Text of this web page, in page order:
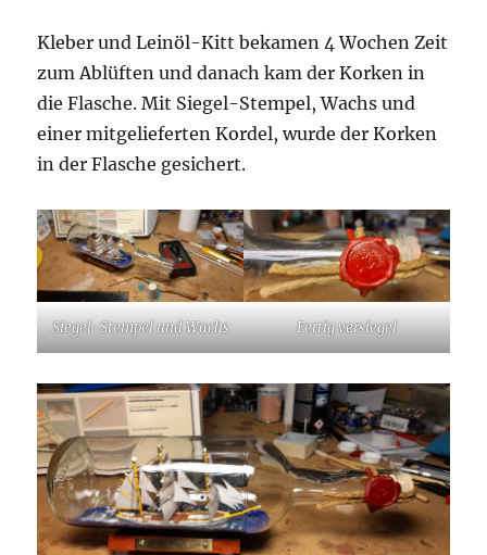
Kleber und Leinöl-Kitt bekamen 4 Wochen Zeit
zum Ablüften und danach kam der Korken in
die Flasche. Mit Siegel-Stempel, Wachs und
einer mitgelieferten Kordel, wurde der Korken
in der Flasche gesichert.
Siegel-Stempel und Wachs Fertig versiegel